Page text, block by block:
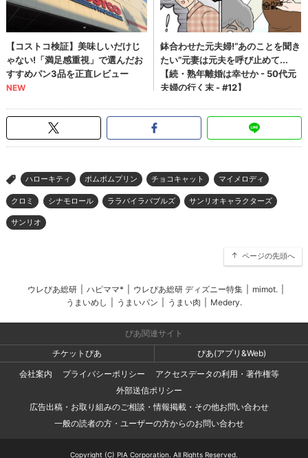
> ハローキティ ポムポムプリン チョコキャット マイメロディ
クロミ シナモロール ララバイラバブルズ サンリオキャラクターズ
サンリオ
ページの先頭へ
ウレぴあ総研 ハピママ* ウレぴあ総研 ディズニー特集 mimot.
うまいめし
うまいパン うまい肉 Medery.
ぴあ関連サイト
チケットぴあ
ぴあ(アプリ&Web)
会社案内
プライバシーポリシー
アクセスデータの利用・著作権等
外部送信ポリシー
広告出稿・お取り組みのご相談・情報掲載・その他お問い合わせ
一般の読者の方・ユーザーの方からのお問い合わせ
Copyright (C) PIA Corporation. All Rights Reserved.